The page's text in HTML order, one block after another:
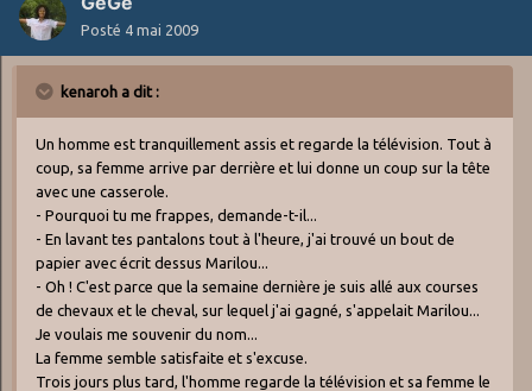
Posté 4 mai 2009
kenaroh a dit :
Un homme est tranquillement assis et regarde la télévision. Tout à
coup, sa femme arrive par derrière et lui donne un coup sur la tête
avec une casserole.
- Pourquoi tu me frappes, demande-t-il...
- En lavant tes pantalons tout à l'heure, j'ai trouvé un bout de
papier avec écrit dessus Marilou...
- Oh ! C'est parce que la semaine dernière je suis allé aux courses
de chevaux et le cheval, sur lequel j'ai gagné, s'appelait Marilou...
Je voulais me souvenir du nom...
La femme semble satisfaite et s'excuse.
Trois jours plus tard, l'homme regarde la télévision et sa femme le